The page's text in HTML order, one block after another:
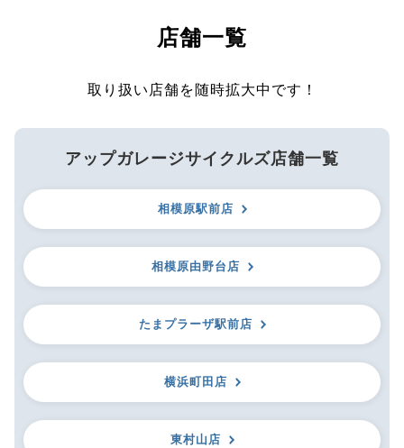
店舗一覧
取り扱い店舗を随時拡大中です！
アップガレージサイクルズ店舗一覧
相模原駅前店
相模原由野台店
たまプラーザ駅前店
横浜町田店
東村山店